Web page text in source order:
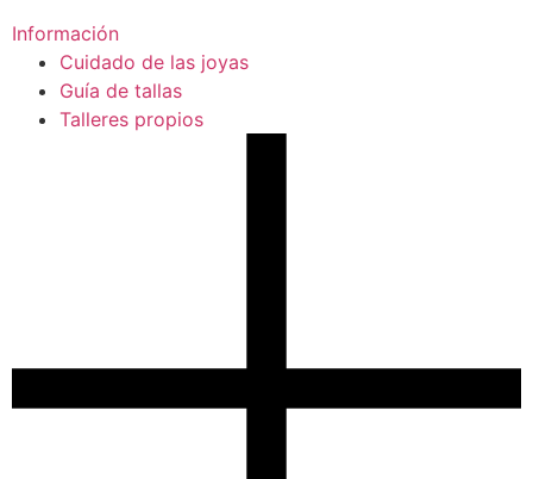
Información
Cuidado de las joyas
Guía de tallas
Talleres propios